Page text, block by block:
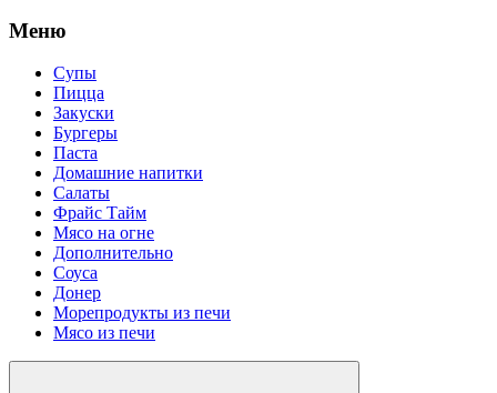
Меню
Супы
Пицца
Закуски
Бургеры
Паста
Домашние напитки
Салаты
Фрайс Тайм
Мясо на огне
Дополнительно
Соуса
Донер
Морепродукты из печи
Мясо из печи